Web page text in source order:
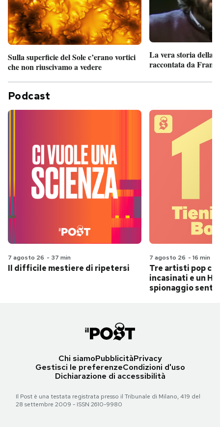
Sulla superficie del Sole c’erano vortici
che non riuscivamo a vedere
La vera storia della
raccontata da
Podcast
7 agosto 26 - 37 min
Il difficile mestiere di ripetersi
7 agosto 26 - 16 min
Tre artisti pop
incasinati e un
spionaggio
Chi siamoPubblicitàPrivacy
Gestisci le preferenzeCondizioni d'uso
Dichiarazione di accessibilità
Il Post è una testata registrata presso il Tribunale di Milano, 419 del
28 settembre 2009 - ISSN 2610-9980